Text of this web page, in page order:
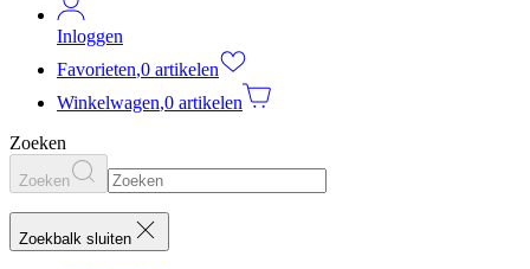
Inloggen
Favorieten,0 artikelen
Winkelwagen,0 artikelen
Zoeken
Zoeken
Zoekbalk sluiten